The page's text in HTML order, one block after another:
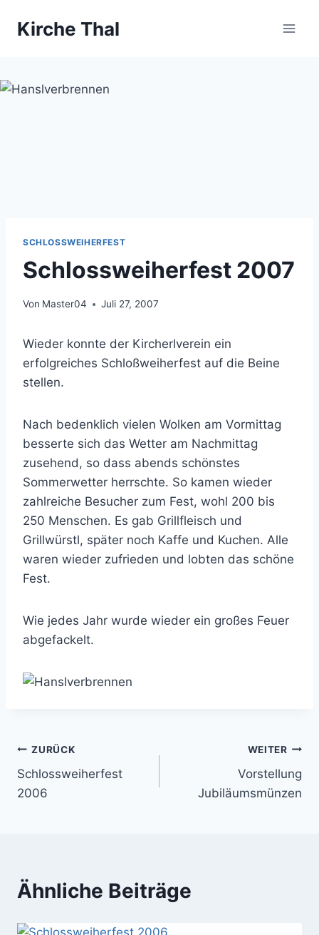
InhaltKirche Thal
SCHLOSSWEIHERFEST
Schlossweiherfest 2007
Von Master04 Juli 27, 2007
Wieder konnte der Kircherlverein ein
erfolgreiches Schloßweiherfest auf die Beine
stellen.
Nach bedenklich vielen Wolken am Vormittag
besserte sich das Wetter am Nachmittag
zusehend, so dass abends schönstes
Sommerwetter herrschte. So kamen wieder
zahlreiche Besucher zum Fest, wohl 200 bis
250 Menschen. Es gab Grillfleisch und
Grillwürstl, später noch Kaffe und Kuchen. Alle
waren wieder zufrieden und lobten das schöne
Fest.
Wie jedes Jahr wurde wieder ein großes Feuer
abgefackelt.
Beitragsnavigation
ZURÜCK
Schlossweiherfest
2006
WEITER
Vorstellung
Jubiläumsmünzen
Ähnliche Beiträge